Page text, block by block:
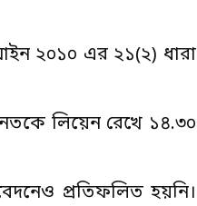
২০১০ এর ২১(২) ধারা
লিয়েন রেখে ১৪.৩০
প্রতিফলিত হয়নি।